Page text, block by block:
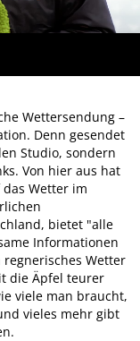
Wettersendung –
Denn gesendet
Studio, sondern
Von hier aus hat
Wetter im
bietet "alle
Informationen
Wetter
die Äpfel teurer
viele man braucht,
vieles mehr gibt